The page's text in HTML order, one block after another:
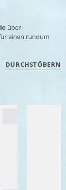
über
einen rundum
DURCHSTÖBERN